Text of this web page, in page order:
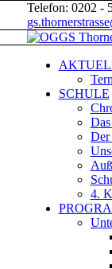
Telefon: 0202 -
SCHULE
Der
4.